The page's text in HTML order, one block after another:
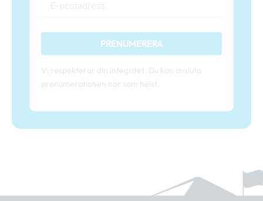
PRENUMERERA